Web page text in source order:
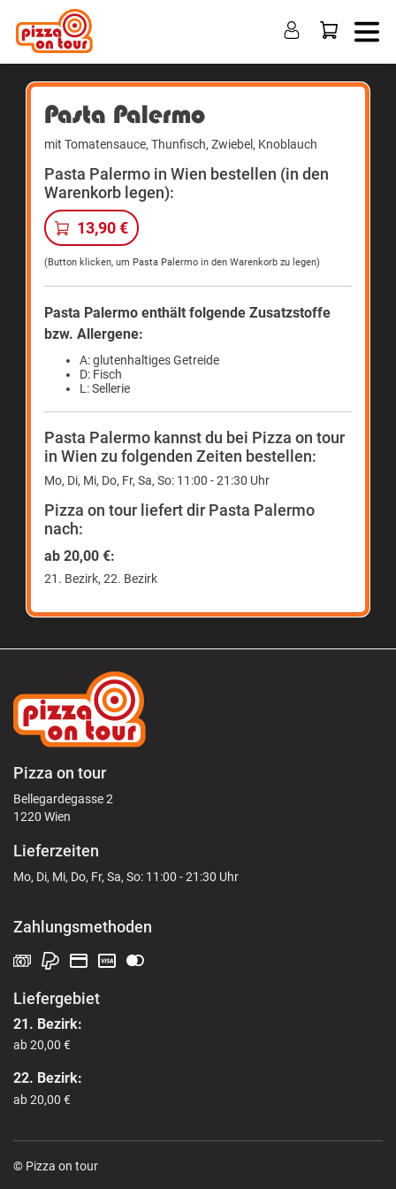
Pasta Palermo
mit Tomatensauce, Thunfisch, Zwiebel, Knoblauch
Pasta Palermo in Wien bestellen (in den
Warenkorb legen):
13,90 €
(Button klicken, um Pasta Palermo in den Warenkorb zu legen)
Pasta Palermo enthält folgende Zusatzstoffe
bzw. Allergene:
A: glutenhaltiges Getreide
D: Fisch
L: Sellerie
Pasta Palermo kannst du bei Pizza on tour
in Wien zu folgenden Zeiten bestellen:
Mo, Di, Mi, Do, Fr, Sa, So: 11:00 - 21:30 Uhr
Pizza on tour liefert dir Pasta Palermo
nach:
ab 20,00 €:
21. Bezirk, 22. Bezirk
Pizza on tour
Bellegardegasse 2
1220 Wien
Lieferzeiten
Mo, Di, Mi, Do, Fr, Sa, So: 11:00 - 21:30 Uhr
Zahlungsmethoden
Liefergebiet
21. Bezirk:
ab 20,00 €
22. Bezirk:
ab 20,00 €
© Pizza on tour